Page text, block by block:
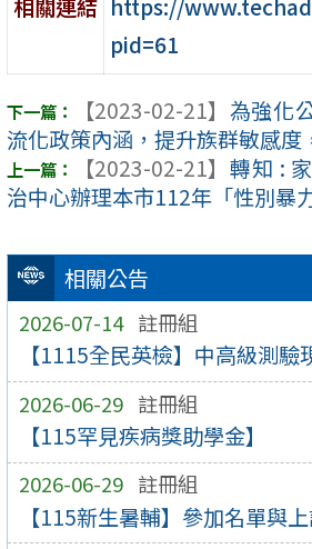
相關公告
2026-07-14 註冊組
【1115全民英檢】中高級測驗
2026-06-29 註冊組
【115罕見疾病獎助學金】
2026-06-29 註冊組
【115新生暑輔】參加名單與
相關連結 https://
pid=61
【2023-02-21】 為強化
流化政策內涵，提升族群敏感度
【2023-02-21】 轉知 :
治中心辦理本市112年「性別暴